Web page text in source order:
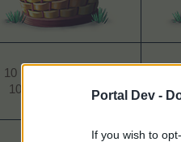
Portal Dev -
If you wish to
10 Розова магнолия
10 Усърдна пчела​